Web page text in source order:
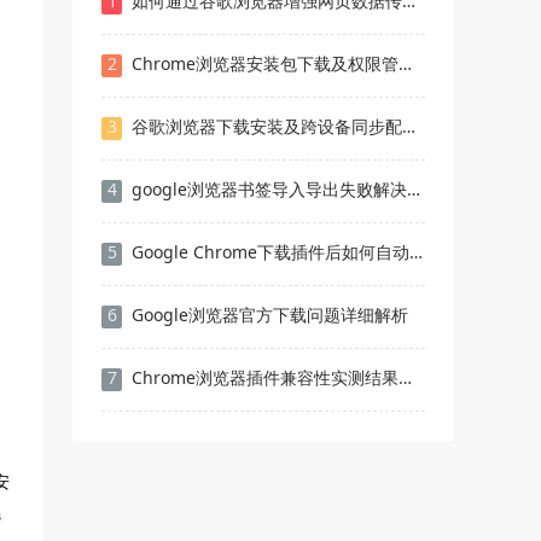
2 Chrome浏览器安装包下载及权限管理风险控制措施
3 谷歌浏览器下载安装及跨设备同步配置教程
4 google浏览器书签导入导出失败解决方法
5 Google Chrome下载插件后如何自动更新
6 Google浏览器官方下载问题详细解析
7 Chrome浏览器插件兼容性实测结果如何选择最合适